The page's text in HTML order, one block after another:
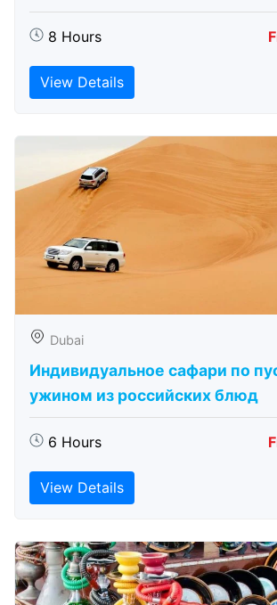
8 Hours
View Details
Dubai
Индивидуальное сафари по
ужином из российских блюд
6 Hours
View Details